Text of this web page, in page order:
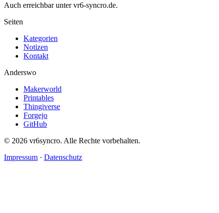
Auch erreichbar unter vr6-syncro.de.
Seiten
Kategorien
Notizen
Kontakt
Anderswo
Makerworld
Printables
Thingiverse
Forgejo
GitHub
© 2026 vr6syncro. Alle Rechte vorbehalten.
Impressum · Datenschutz